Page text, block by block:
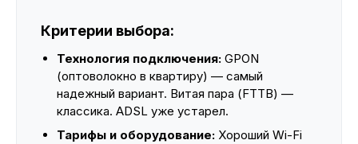
Критерии выбора:
Технология подключения: GPON
(оптоволокно в квартиру) — самый
надежный вариант. Витая пара (FTTB) —
классика. ADSL уже устарел.
Тарифы и оборудование: Хороший Wi-Fi